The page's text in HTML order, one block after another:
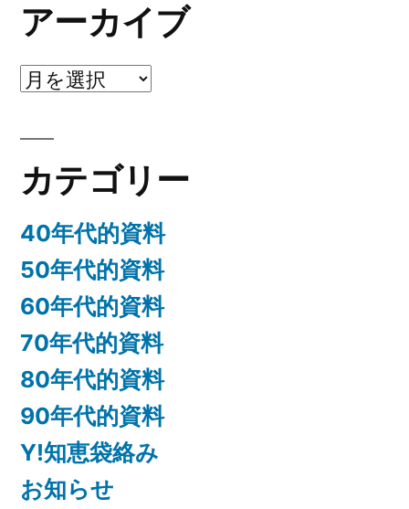
アーカイブ
ア
イ
ブ
カテゴリー
40年代的資料
50年代的資料
60年代的資料
70年代的資料
80年代的資料
90年代的資料
Y!知恵袋絡み
お知らせ